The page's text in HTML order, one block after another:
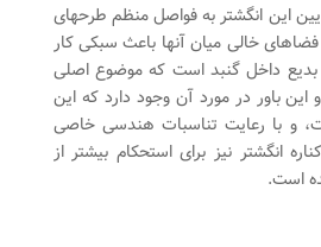
این انگشتر به فواصل منظم طرحهای
خالی میان آنها باعث سبکی کار
داخل گنبد است که موضوع اصلی
باور در مورد آن وجود دارد که این
و با رعایت تناسبات هندسی خاصی
انگشتر نیز برای استحکام بیشتر از
است.